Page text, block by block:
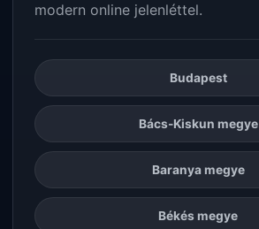
modern online jelenléttel.
Budapest
Bács-Kiskun megye
Baranya megye
Békés megye